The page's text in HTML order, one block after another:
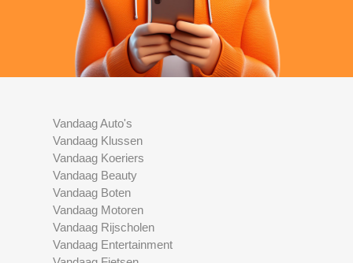
Vandaag Auto's
Vandaag Klussen
Vandaag Koeriers
Vandaag Beauty
Vandaag Boten
Vandaag Motoren
Vandaag Rijscholen
Vandaag Entertainment